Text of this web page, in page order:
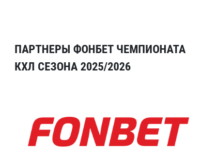
ПАРТНЕРЫ ФОНБЕТ ЧЕМПИОНАТА
КХЛ СЕЗОНА 2025/2026